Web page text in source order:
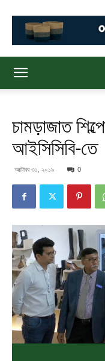
চামড়াজাত
আইসিসিবি-তে
অক্টোবর ৩১, ২০১৯ 0